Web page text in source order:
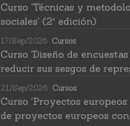
Curso 'Técnicas y
sociales' (2ª edición)
17/Sep/2026 Cursos
Curso 'Diseño de
reducir sus sesgos de
21/Sep/2026 Cursos
Curso 'Proyectos
de proyectos europeos